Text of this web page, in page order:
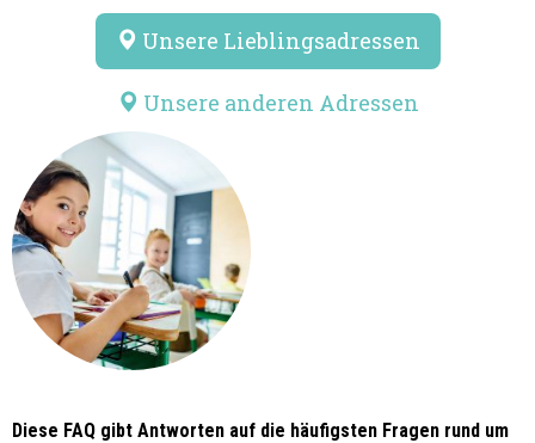
Unsere Lieblingsadressen
Unsere anderen Adressen
Diese FAQ gibt Antworten auf die häufigsten Fragen rund um